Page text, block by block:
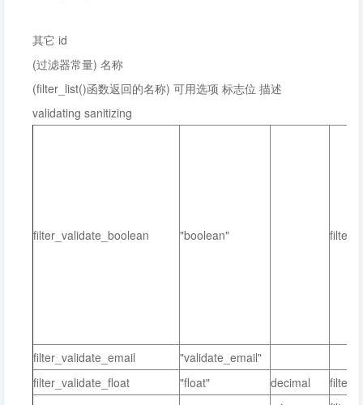
其它 id
(过滤器常量) 名称
(filter_list()函数返回的名称) 可用选项 标志位 描述
validating sanitizing
filter_validate_boolean "boolean"
filter_validate_email
"validate_email"
filter_validate_float
"float" decimal